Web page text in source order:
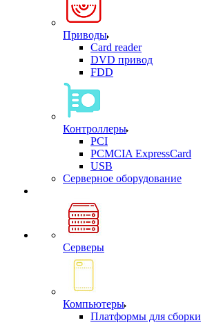
Приводы
Card reader
DVD привод
FDD
Контроллеры
PCI
PCMCIA ExpressCard
USB
Cерверное оборудование
Серверы
Компьютеры
Платформы для сборки